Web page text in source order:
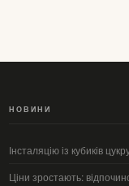
НОВИНИ
Інсталяцію із кубиків
Ціни зростають: